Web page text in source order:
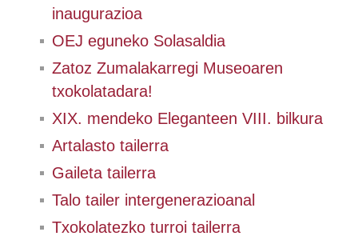
inaugurazioa
OEJ eguneko Solasaldia
Zatoz Zumalakarregi Museoaren
txokolatadara!
XIX. mendeko Eleganteen VIII. bilkura
Artalasto tailerra
Gaileta tailerra
Talo tailer intergenerazioanal
Txokolatezko turroi tailerra